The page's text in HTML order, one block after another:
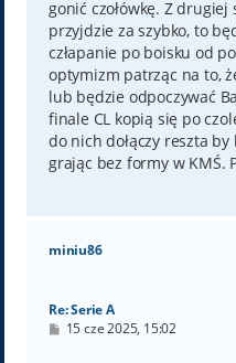
gonić czołówkę. Z
przyjdzie za szybko, to
człapanie po boisku od
optymizm patrząc na to,
lub będzie odpoczywać
finale CL kopią się po
do nich dołączy reszta
grając bez formy w KMŚ.
miniu86
Re: Serie A
P15 cze 2025, 15:02